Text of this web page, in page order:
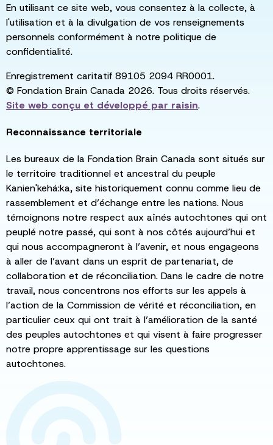
En utilisant ce site web, vous consentez à la collecte, à
l'utilisation et à la divulgation de vos renseignements
personnels conformément à notre politique de
confidentialité.
Enregistrement caritatif 89105 2094 RR0001.
© Fondation Brain Canada 2026. Tous droits réservés.
Site web conçu et développé par raisin.
Reconnaissance territoriale
Les bureaux de la Fondation Brain Canada sont situés sur
le territoire traditionnel et ancestral du peuple
Kanien'kehá:ka, site historiquement connu comme lieu de
rassemblement et d’échange entre les nations. Nous
témoignons notre respect aux aînés autochtones qui ont
peuplé notre passé, qui sont à nos côtés aujourd’hui et
qui nous accompagneront à l’avenir, et nous engageons
à aller de l’avant dans un esprit de partenariat, de
collaboration et de réconciliation. Dans le cadre de notre
travail, nous concentrons nos efforts sur les appels à
l’action de la Commission de vérité et réconciliation, en
particulier ceux qui ont trait à l’amélioration de la santé
des peuples autochtones et qui visent à faire progresser
notre propre apprentissage sur les questions
autochtones.